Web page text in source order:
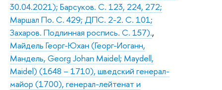
30.04.2021); Барсуков. С. 123, 224, 272;
Маршал По. С. 429; ДПС. 2-2. С. 101;
Захаров. Подлинная роспись. С. 157).,
Майдель Георг-Юхан (Георг-Иоганн,
Мандель, Georg Johan Maidel; Maуdell,
Maidel) (1648 – 1710), шведский генерал-
майор (1700), генерал-лейтенат и